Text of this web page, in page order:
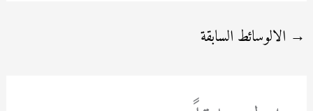
→ الالوسائط السابقة